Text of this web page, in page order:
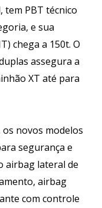
PBT técnico
e sua
chega a 150t. O
assegura a
XT até para
os novos modelos
segurança e
airbag lateral de
airbag
com controle